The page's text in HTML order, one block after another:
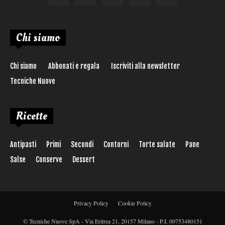
Chi siamo
Chi siamo Abbonati e regala
Iscriviti alla newsletter
Tecniche Nuove
Ricette
Antipasti Primi Secondi Contorni Torte salate
Pane
Salse
Conserve Dessert
Privacy Policy Cookie Policy
© Tecniche Nuove SpA - Via Eritrea 21, 20157 Milano - P.I. 00753480151